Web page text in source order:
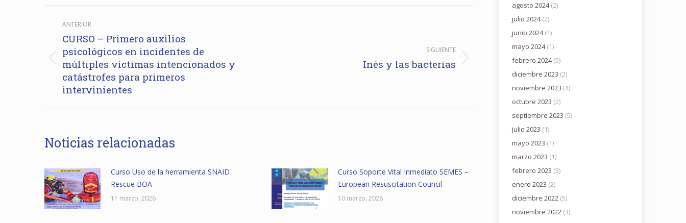
Navegación
entre
publicaciones
ANTERIOR
Publicación
anterior:
CURSO – Primero auxilios
psicológicos en incidentes de
múltiples víctimas intencionados y
catástrofes para primeros
intervinientes
SIGUIENTE
Inés y las bacterias
Noticias relacionadas
Curso Uso de la herramienta SNAID
Rescue BOA
11 marzo, 2026
Curso Soporte Vital Inmediato SEMES –
European Resuscitation Council
10 marzo, 2026
agosto 2024(2)
julio 2024(2)
junio 2024(1)
mayo 2024(1)
febrero 2024(5)
diciembre 2023 (2)
noviembre 2023 (4)
octubre 2023 (2)
septiembre 2023 (5)
julio 2023 (1)
mayo 2023 (1)
marzo 2023 (1)
febrero 2023 (3)
enero 2023 (2)
diciembre 2022(5)
noviembre 2022(3)